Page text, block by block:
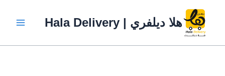
المحتوى
هلا ديلفري | Hala Delivery